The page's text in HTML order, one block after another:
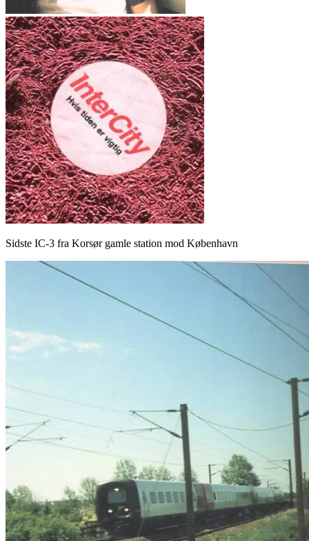
Sidste IC-3 fra Korsør gamle station mod København